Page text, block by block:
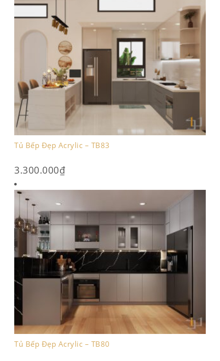
Tủ Bếp Đẹp Acrylic – TB83
3.300.000₫
Tủ Bếp Đẹp Acrylic – TB80